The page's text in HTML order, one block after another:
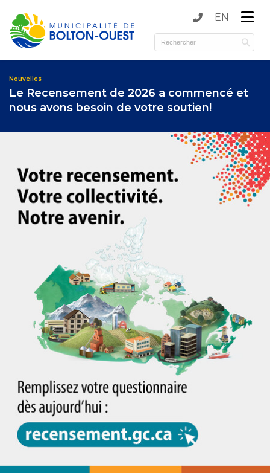
(Municipalité )
(Services )
EN
Nouvelles
Le Recensement de 2026 a commencé et
nous avons besoin de votre soutien!